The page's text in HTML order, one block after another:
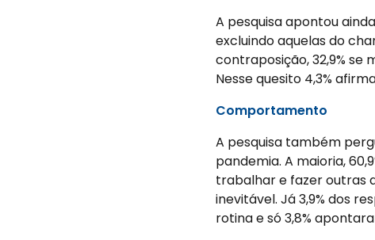
A pesquisa apontou
excluindo aquelas do
contraposição, 32,9%
Nesse quesito 4,3%
Comportamento
A pesquisa também
pandemia. A maioria,
trabalhar e fazer outras
inevitável. Já 3,9% dos
rotina e só 3,8%